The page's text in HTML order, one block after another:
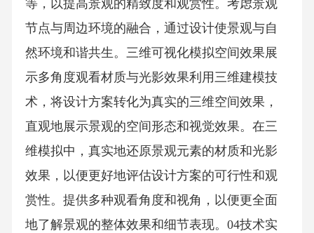
等，以提高景观的精致度和观赏性。考虑景观
节点与周边环境的融合，通过设计使景观与自
然环境和谐共生。三维可视化模拟空间效果展
示多角度观看材质与光影效果利用三维建模技
术，将设计方案转化为真实的三维空间效果，
直观地展示景观的空间形态和视觉效果。在三
维模拟中，真实地还原景观元素的材质和光影
效果，以便更好地评估设计方案的可行性和观
赏性。提供多种观看角度和视角，以便更全面
地了解景观的整体效果和细节表现。04技术实